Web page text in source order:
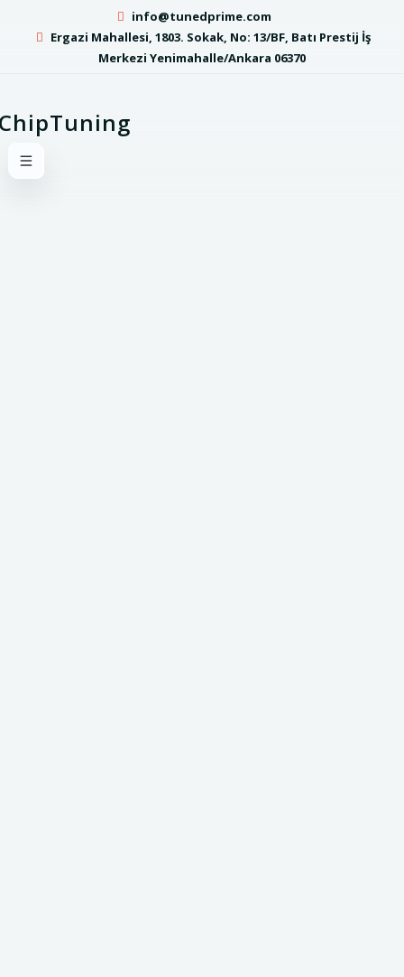
info@tunedprime.com
Ergazi Mahallesi, 1803. Sokak, No: 13/BF, Batı Prestij İş
Merkezi Yenimahalle/Ankara 06370